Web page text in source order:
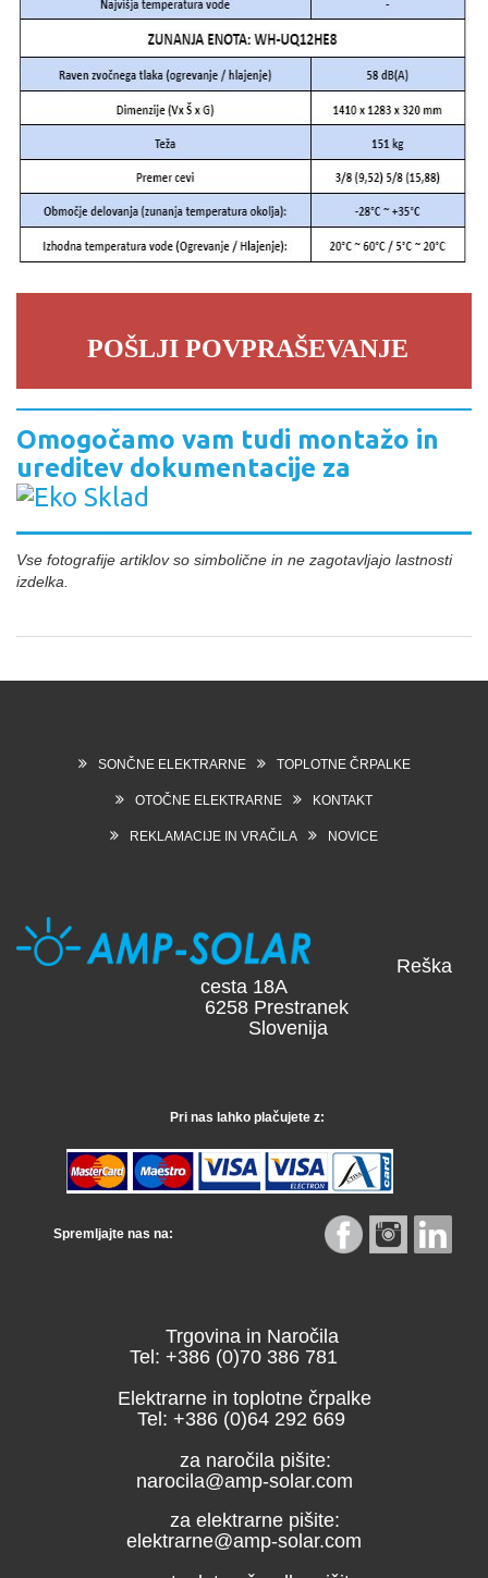
POŠLJI POVPRAŠEVANJE
Omogočamo vam tudi montažo in
ureditev dokumentacije za
Vse fotografije artiklov so simbolične in ne zagotavljajo lastnosti
izdelka.
SONČNE ELEKTRARNE TOPLOTNE ČRPALKE
OTOČNE ELEKTRARNE KONTAKT
REKLAMACIJE IN VRAČILA NOVICE
Reška
cesta 18A
6258 Prestranek
Slovenija
Pri nas lahko plačujete z:
Spremljajte nas na:
Trgovina in Naročila
Tel: +386 (0)70 386 781
Elektrarne in toplotne črpalke
Tel: +386 (0)64 292 669
za naročila pišite:
narocila@amp-solar.com
za elektrarne pišite:
elektrarne@amp-solar.com